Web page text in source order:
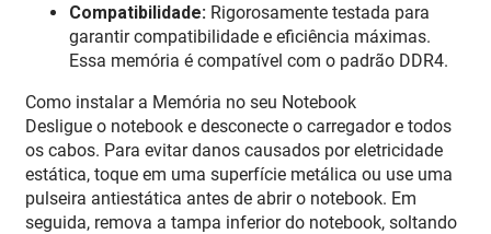
Compatibilidade: Rigorosamente testada para
garantir compatibilidade e eficiência máximas.
Essa memória é compatível com o padrão DDR4.
Como instalar a Memória no seu Notebook
Desligue o notebook e desconecte o carregador e todos
os cabos. Para evitar danos causados por eletricidade
estática, toque em uma superfície metálica ou use uma
pulseira antiestática antes de abrir o notebook. Em
seguida, remova a tampa inferior do notebook, soltando